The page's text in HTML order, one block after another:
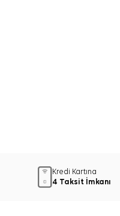
Kredi Kartına
4 Taksit İmkanı